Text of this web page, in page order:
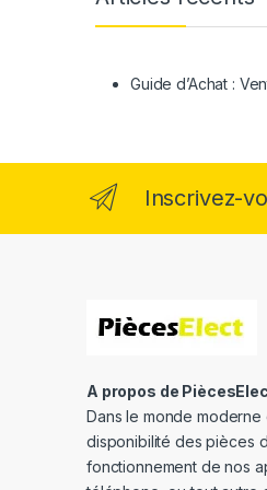
Guide d’Achat :
Inscrivez-
A propos de
Dans le monde moderne
disponibilité des pièces
fonctionnement de nos